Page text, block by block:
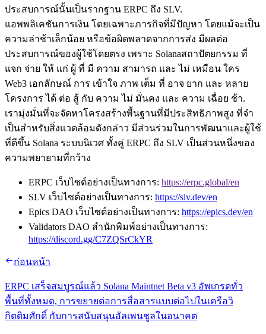
ประสบการณ์นั้นเป็นรากฐาน ERPC ถึง SLV.
แอพพลิเคชันการเงิน โดยเฉพาะภารกิจที่มีปัญหา โดยแม้จะเป็น
ความล่าช้าเล็กน้อย หรือข้อผิดพลาดจากการส่ง มีผลต่อ
ประสบการณ์ของผู้ใช้โดยตรง เพราะ Solanaสถาปัตยกรรม ที่
แจก จ่าย ให้ แก่ ผู้ ที่ มี ความ สามารถ และ ไม่ เหมือน ใคร
Web3 เอกลักษณ์ การ เข้าใจ ภาพ เต็ม ที่ อาจ ยาก และ หลาย
โครงการ ได้ ต่อ สู้ กับ ความ ไม่ มั่นคง และ ความ เฉื่อย ช้า.
เรามุ่งมั่นที่จะจัดหาโครงสร้างพื้นฐานที่มีประสิทธิภาพสูง ที่จํา
เป็นสําหรับสิ่งแวดล้อมดังกล่าว มีส่วนร่วมในการพัฒนาและผู้ใช้
ที่ดีขึ้น Solana ระบบนิเวศ ทั้งคู่ ERPC ถึง SLV เป็นส่วนหนึ่งของ
ความพยายามที่กว้าง
ERPC เว็บไซต์อย่างเป็นทางการ: https://erpc.global/en
SLV เว็บไซต์อย่างเป็นทางการ: https://slv.dev/en
Epics DAO เว็บไซต์อย่างเป็นทางการ: https://epics.dev/en
Validators DAO สํานักพิมพ์อย่างเป็นทางการ:
https://discord.gg/C7ZQSrCkYR
ก่อนหน้า
ERPC เสร็จสมบูรณ์แล้ว Solana Maintnet Beta v3 อัพเกรดทั่ว
พื้นที่ทั้งหมด, การขยายต่อการสื่อสารแบบต่อไปในเครือวิ
กิตติมศักดิ์ กับการสนับสนุนอัลเพนชูลในอนาคต